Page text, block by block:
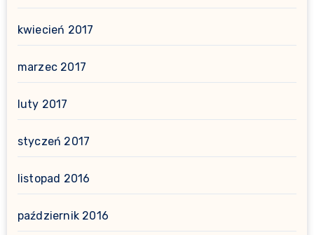
kwiecień 2017
marzec 2017
luty 2017
styczeń 2017
listopad 2016
październik 2016